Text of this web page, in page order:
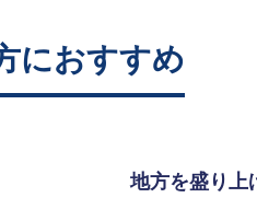
におすすめ
地方を盛り上